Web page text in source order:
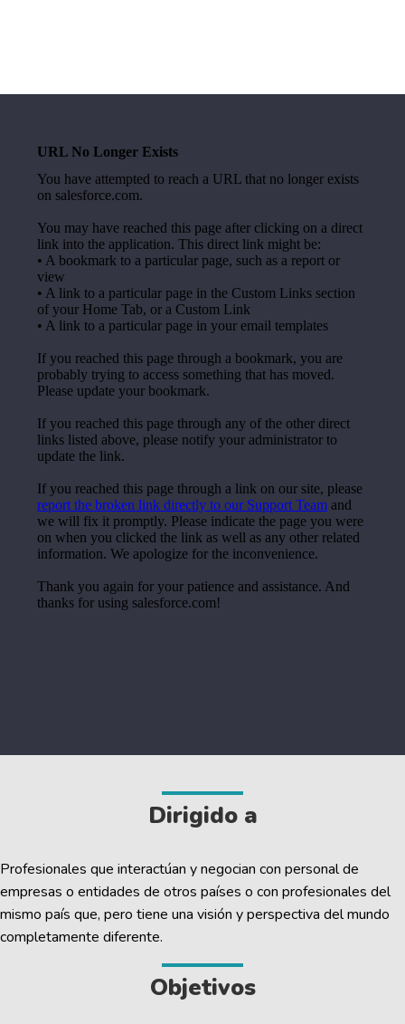
Dirigido a
Profesionales que interactúan y negocian con personal de
empresas o entidades de otros países o con profesionales del
mismo país que, pero tiene una visión y perspectiva del mundo
completamente diferente.
Objetivos